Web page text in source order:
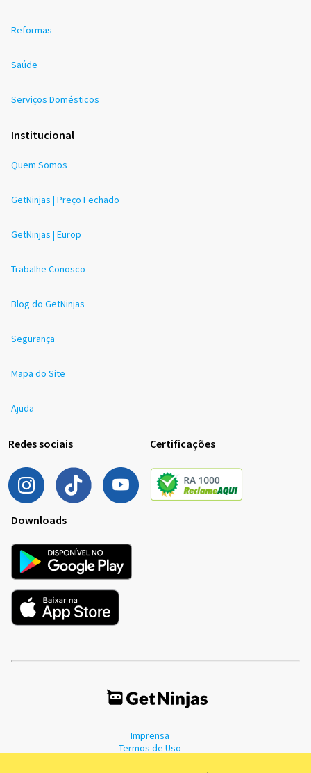
Reformas
Saúde
Serviços Domésticos
Institucional
Quem Somos
GetNinjas | Preço Fechado
GetNinjas | Europ
Trabalhe Conosco
Blog do GetNinjas
Segurança
Mapa do Site
Ajuda
Redes sociais Certificações
Downloads
Imprensa
Termos de Uso